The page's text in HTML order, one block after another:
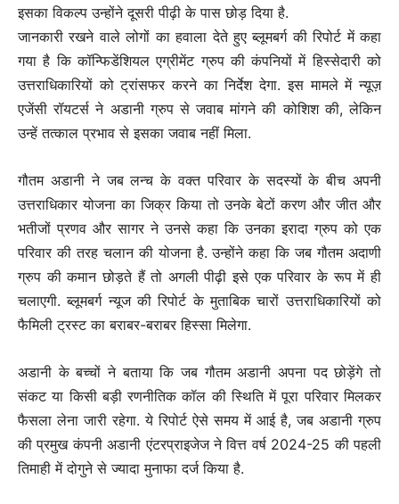
इसका विकल्प उन्होंने दूसरी पीढ़ी के पास छोड़ दिया है.
जानकारी रखने वाले लोगों का हवाला देते हुए ब्लूमबर्ग की रिपोर्ट में कहा
गया है कि कॉन्फिडेंशियल एग्रीमेंट ग्रुप की कंपनियों में हिस्सेदारी को
उत्तराधिकारियों को ट्रांसफर करने का निर्देश देगा. इस मामले में न्यूज़
एजेंसी रॉयटर्स ने अडानी ग्रुप से जवाब मांगने की कोशिश की, लेकिन
उन्हें तत्काल प्रभाव से इसका जवाब नहीं मिला.
गौतम अडानी ने जब लन्च के वक्त परिवार के सदस्यों के बीच अपनी
उत्तराधिकार योजना का जिक्र किया तो उनके बेटों करण और जीत और
भतीजों प्रणव और सागर ने उनसे कहा कि उनका इरादा ग्रुप को एक
परिवार की तरह चलान की योजना है. उन्होंने कहा कि जब गौतम अदाणी
ग्रुप की कमान छोड़ते हैं तो अगली पीढ़ी इसे एक परिवार के रूप में ही
चलाएगी. ब्लूमबर्ग न्यूज की रिपोर्ट के मुताबिक चारों उत्तराधिकारियों को
फैमिली ट्रस्ट का बराबर-बराबर हिस्सा मिलेगा.
अडानी के बच्चों ने बताया कि जब गौतम अडानी अपना पद छोड़ेंगे तो
संकट या किसी बड़ी रणनीतिक कॉल की स्थिति में पूरा परिवार मिलकर
फैसला लेना जारी रहेगा. ये रिपोर्ट ऐसे समय में आई है, जब अडानी ग्रुप
की प्रमुख कंपनी अडानी एंटरप्राइजेज ने वित्त वर्ष 2024-25 की पहली
तिमाही में दोगुने से ज्यादा मुनाफा दर्ज किया है.